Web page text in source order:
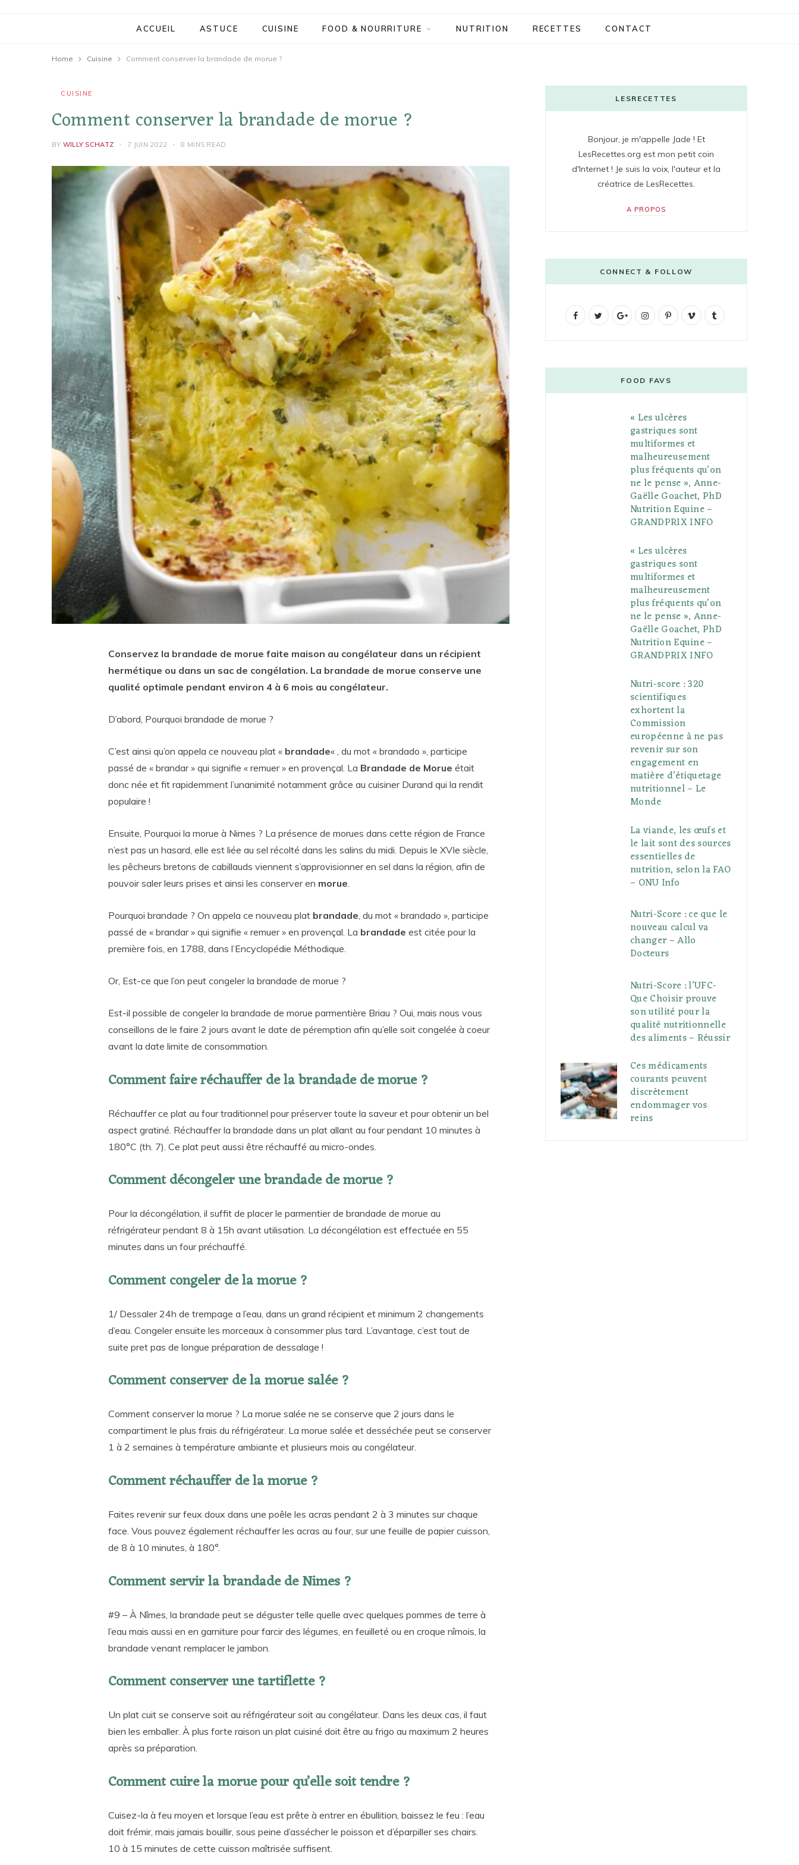
ACCUEIL ASTUCE CUISINE FOOD & NOURRITURE NUTRITION RECETTES CONTACT
Home Cuisine Comment conserver la brandade de morue ?
CUISINE
Comment conserver la brandade de morue ?
BY WILLY SCHATZ 7 JUIN 2022 8 MINS READ
Conservez la brandade de morue faite maison au congélateur dans un récipient
hermétique ou dans un sac de congélation. La brandade de morue conserve une
qualité optimale pendant environ 4 à 6 mois au congélateur.
D’abord, Pourquoi brandade de morue ?
C’est ainsi qu’on appela ce nouveau plat « brandade« , du mot « brandado », participe
passé de « brandar » qui signifie « remuer » en provençal. La Brandade de Morue était
donc née et fit rapidemment l’unanimité notamment grâce au cuisiner Durand qui la rendit
populaire !
Ensuite, Pourquoi la morue à Nimes ? La présence de morues dans cette région de France
n’est pas un hasard, elle est liée au sel récolté dans les salins du midi. Depuis le XVIe siècle,
les pêcheurs bretons de cabillauds viennent s’approvisionner en sel dans la région, afin de
pouvoir saler leurs prises et ainsi les conserver en morue.
Pourquoi brandade ? On appela ce nouveau plat brandade, du mot « brandado », participe
passé de « brandar » qui signifie « remuer » en provençal. La brandade est citée pour la
première fois, en 1788, dans l’Encyclopédie Méthodique.
Or, Est-ce que l’on peut congeler la brandade de morue ?
Est-il possible de congeler la brandade de morue parmentière Briau ? Oui, mais nous vous
conseillons de le faire 2 jours avant le date de péremption afin qu’elle soit congelée à coeur
avant la date limite de consommation.
Comment faire réchauffer de la brandade de morue ?
Réchauffer ce plat au four traditionnel pour préserver toute la saveur et pour obtenir un bel
aspect gratiné. Réchauffer la brandade dans un plat allant au four pendant 10 minutes à
180°C (th. 7). Ce plat peut aussi être réchauffé au micro-ondes.
Comment décongeler une brandade de morue ?
Pour la décongélation, il suffit de placer le parmentier de brandade de morue au
réfrigérateur pendant 8 à 15h avant utilisation. La décongélation est effectuée en 55
minutes dans un four préchauffé.
Comment congeler de la morue ?
1/ Dessaler 24h de trempage a l’eau, dans un grand récipient et minimum 2 changements
d’eau. Congeler ensuite les morceaux à consommer plus tard. L’avantage, c’est tout de
suite pret pas de longue préparation de dessalage !
Comment conserver de la morue salée ?
Comment conserver la morue ? La morue salée ne se conserve que 2 jours dans le
compartiment le plus frais du réfrigérateur. La morue salée et desséchée peut se conserver
1 à 2 semaines à température ambiante et plusieurs mois au congélateur.
Comment réchauffer de la morue ?
Faites revenir sur feux doux dans une poêle les acras pendant 2 à 3 minutes sur chaque
face. Vous pouvez également réchauffer les acras au four, sur une feuille de papier cuisson,
de 8 à 10 minutes, à 180°.
Comment servir la brandade de Nimes ?
#9 – À Nîmes, la brandade peut se déguster telle quelle avec quelques pommes de terre à
l’eau mais aussi en en garniture pour farcir des légumes, en feuilleté ou en croque nîmois, la
brandade venant remplacer le jambon.
Comment conserver une tartiflette ?
Un plat cuit se conserve soit au réfrigérateur soit au congélateur. Dans les deux cas, il faut
bien les emballer. À plus forte raison un plat cuisiné doit être au frigo au maximum 2 heures
après sa préparation.
Comment cuire la morue pour qu’elle soit tendre ?
Cuisez-la à feu moyen et lorsque l’eau est prête à entrer en ébullition, baissez le feu : l’eau
doit frémir, mais jamais bouillir, sous peine d’assécher le poisson et d’éparpiller ses chairs.
10 à 15 minutes de cette cuisson maîtrisée suffisent.
LESRECETTES
Bonjour, je m'appelle Jade ! Et
LesRecettes.org est mon petit coin
d'Internet ! Je suis la voix, l'auteur et la
créatrice de LesRecettes.
A PROPOS
CONNECT & FOLLOW
F
b
t
G
g
l
e
P
u
s
I
t
a
g
r
a
P
e
r
e
s
V
o
l
FOOD FAVS
« Les ulcères
gastriques sont
multiformes et
malheureusement
plus fréquents qu’on
ne le pense », Anne-
Gaëlle Goachet, PhD
Nutrition Equine –
GRANDPRIX INFO
« Les ulcères
gastriques sont
multiformes et
malheureusement
plus fréquents qu’on
ne le pense », Anne-
Gaëlle Goachet, PhD
Nutrition Equine –
GRANDPRIX INFO
Nutri-score : 320
scientifiques
exhortent la
Commission
européenne à ne pas
revenir sur son
engagement en
matière d’étiquetage
nutritionnel – Le
Monde
La viande, les œufs et
le lait sont des sources
essentielles de
nutrition, selon la FAO
– ONU Info
Nutri-Score : ce que le
nouveau calcul va
changer – Allo
Docteurs
Nutri-Score : l’UFC-
Que Choisir prouve
son utilité pour la
qualité nutritionnelle
des aliments – Réussir
Ces médicaments
courants peuvent
discrètement
endommager vos
reins